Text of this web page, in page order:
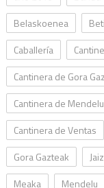
Belaskoenea
Caballería
Cantinera de Gora
Cantinera de Mendelu
Cantinera de Ventas
Gora Gazteak
Meaka
Mendelu